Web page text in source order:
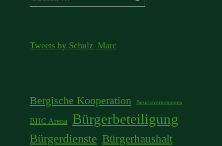
nach:
Tweets by Schulz_Marc
Bergische Kooperation Bezirksvertretungen
BHC Arena Bürgerbeteiligung
Bürgerdienste Bürgerhaushalt